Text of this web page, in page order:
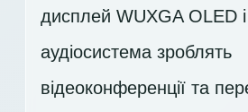
дисплей WUXGA OLED
аудіосистема зроблять
відеоконференції та